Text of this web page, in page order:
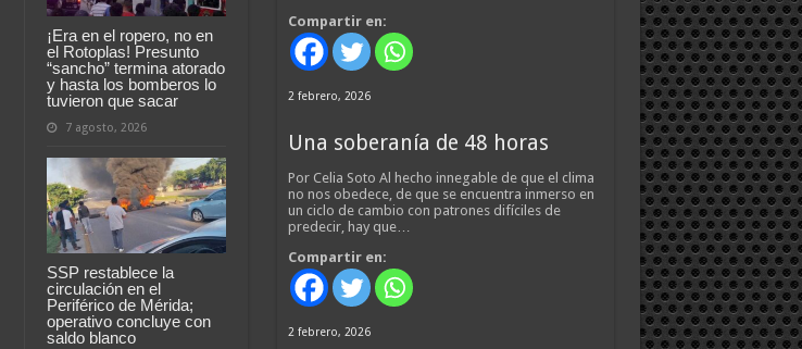
¡Era en el ropero, no en
el Rotoplas! Presunto
“sancho” termina atorado
y hasta los bomberos lo
tuvieron que sacar
7 agosto, 2026
SSP restablece la
circulación en el
Periférico de Mérida;
operativo concluye con
saldo blanco
Compartir en:
2 febrero, 2026
Una soberanía de 48 horas
Por Celia Soto Al hecho innegable de que el clima
no nos obedece, de que se encuentra inmerso en
un ciclo de cambio con patrones difíciles de
predecir, hay que…
Compartir en:
2 febrero, 2026